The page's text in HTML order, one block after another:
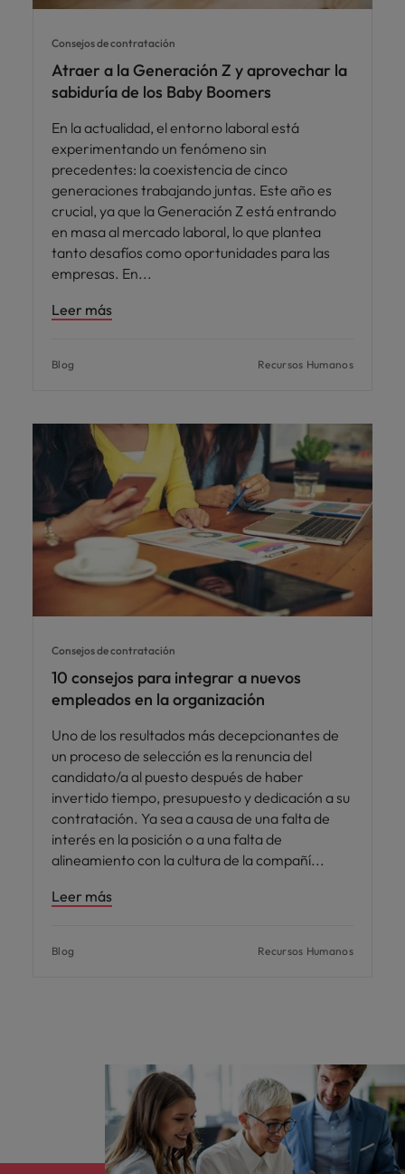
Consejos de contratación
Atraer a la Generación Z y aprovechar la
sabiduría de los Baby Boomers
En la actualidad, el entorno laboral está
experimentando un fenómeno sin
precedentes: la coexistencia de cinco
generaciones trabajando juntas. Este año es
crucial, ya que la Generación Z está entrando
en masa al mercado laboral, lo que plantea
tanto desafíos como oportunidades para las
empresas. En
Leer más
Blog Recursos Humanos
Consejos de contratación
10 consejos para integrar a nuevos
empleados en la organización
Uno de los resultados más decepcionantes de
un proceso de selección es la renuncia del
candidato/a al puesto después de haber
invertido tiempo, presupuesto y dedicación a su
contratación. Ya sea a causa de una falta de
interés en la posición o a una falta de
alineamiento con la cultura de la compañí
Leer más
Blog Recursos Humanos